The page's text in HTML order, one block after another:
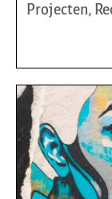
Projecten,